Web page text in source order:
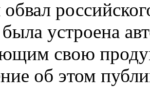
устроена
свою
об этом